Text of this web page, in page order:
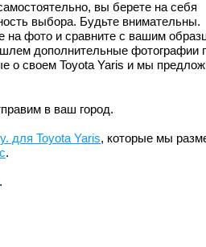
вы берете на себя
выбора. Будьте внимательны.
на фото и сравните с вашим
дополнительные фотографии
о своем Toyota Yaris и мы
в ваш город.
для Toyota Yaris, которые мы
.
.